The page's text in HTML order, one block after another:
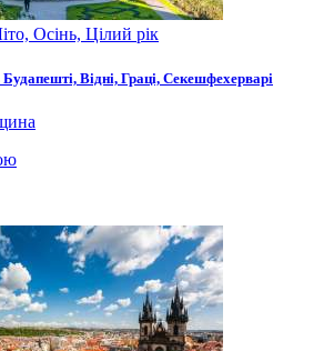
Осінь, Цілий рік
Відні, Граці, Секешфехерварі